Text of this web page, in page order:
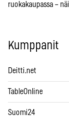
ruokakaupassa –
Kumppanit
Deitti.net
TableOnline
Suomi24